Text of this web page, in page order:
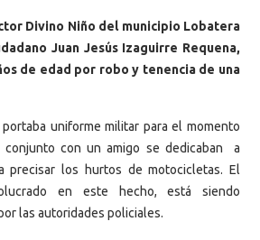
Divino Niño del municipio Lobatera
Juan Jesús Izaguirre Requena,
de edad por robo y tenencia de una
uniforme militar para el momento
con un amigo se dedicaban a
precisar los hurtos de motocicletas. El
en este hecho, está siendo
las autoridades policiales.